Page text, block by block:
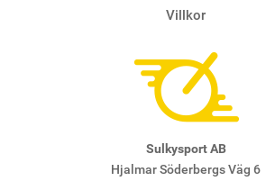
Villkor
Sulkysport AB
Hjalmar Söderbergs Väg 6